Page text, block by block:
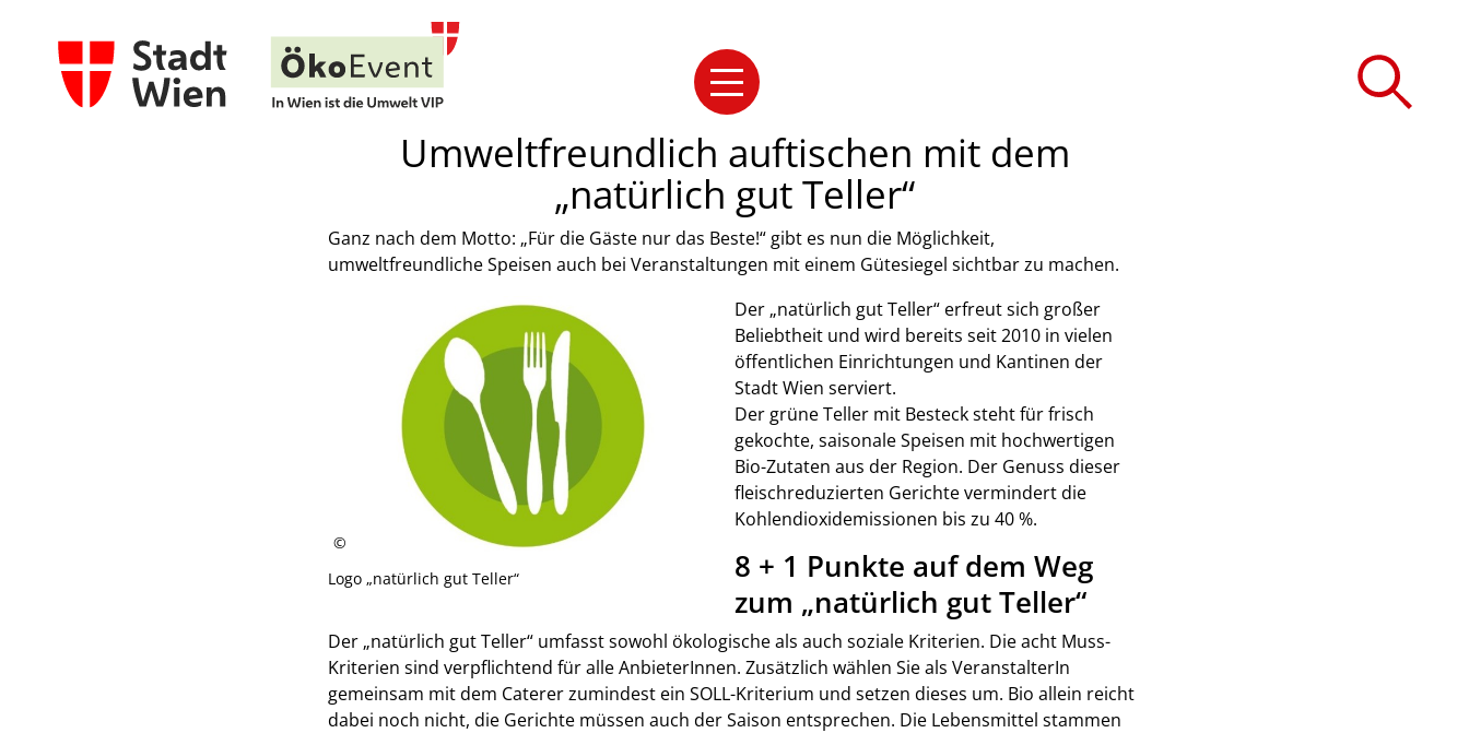
Umweltfreundlich auftischen mit dem
„natürlich gut Teller“
Ganz nach dem Motto: „Für die Gäste nur das Beste!“ gibt es nun die Möglichkeit,
umweltfreundliche Speisen auch bei Veranstaltungen mit einem Gütesiegel sichtbar zu machen.
Logo „natürlich gut Teller“
Der „natürlich gut Teller“ erfreut sich großer
Beliebtheit und wird bereits seit 2010 in vielen
öffentlichen Einrichtungen und Kantinen der
Stadt Wien serviert.
Der grüne Teller mit Besteck steht für frisch
gekochte, saisonale Speisen mit hochwertigen
Bio-Zutaten aus der Region. Der Genuss dieser
fleischreduzierten Gerichte vermindert die
Kohlendioxidemissionen bis zu 40 %.
8 + 1 Punkte auf dem Weg
zum „natürlich gut Teller“
Der „natürlich gut Teller“ umfasst sowohl ökologische als auch soziale Kriterien. Die acht Muss-
Kriterien sind verpflichtend für alle AnbieterInnen. Zusätzlich wählen Sie als VeranstalterIn
gemeinsam mit dem Caterer zumindest ein SOLL-Kriterium und setzen dieses um. Bio allein reicht
dabei noch nicht, die Gerichte müssen auch der Saison entsprechen. Die Lebensmittel stammen